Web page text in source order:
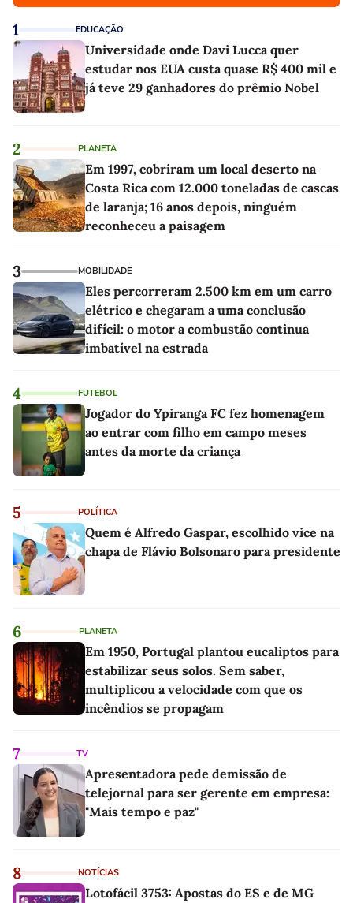
1 EDUCAÇÃO
Universidade onde Davi Lucca quer
estudar nos EUA custa quase R$ 400 mil e
já teve 29 ganhadores do prêmio Nobel
2 PLANETA
Em 1997, cobriram um local deserto na
Costa Rica com 12.000 toneladas de cascas
de laranja; 16 anos depois, ninguém
reconheceu a paisagem
3 MOBILIDADE
Eles percorreram 2.500 km em um carro
elétrico e chegaram a uma conclusão
difícil: o motor a combustão continua
imbatível na estrada
4 FUTEBOL
Jogador do Ypiranga FC fez homenagem
ao entrar com filho em campo meses
antes da morte da criança
5 POLÍTICA
Quem é Alfredo Gaspar, escolhido vice na
chapa de Flávio Bolsonaro para presidente
6 PLANETA
Em 1950, Portugal plantou eucaliptos para
estabilizar seus solos. Sem saber,
multiplicou a velocidade com que os
incêndios se propagam
7 TV
Apresentadora pede demissão de
telejornal para ser gerente em empresa:
"Mais tempo e paz"
8 NOTÍCIAS
Lotofácil 3753: Apostas do ES e de MG